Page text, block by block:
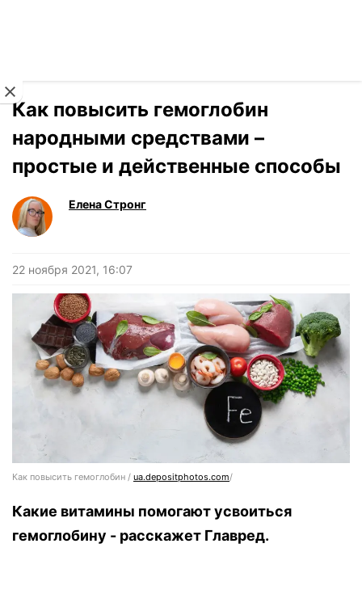
Как повысить гемоглобин
народными средствами –
простые и действенные способы
Елена Стронг
22 ноября 2021, 16:07
Как повысить гемоглобин / ua.depositphotos.com/
Какие витамины помогают усвоиться
гемоглобину - расскажет Главред.